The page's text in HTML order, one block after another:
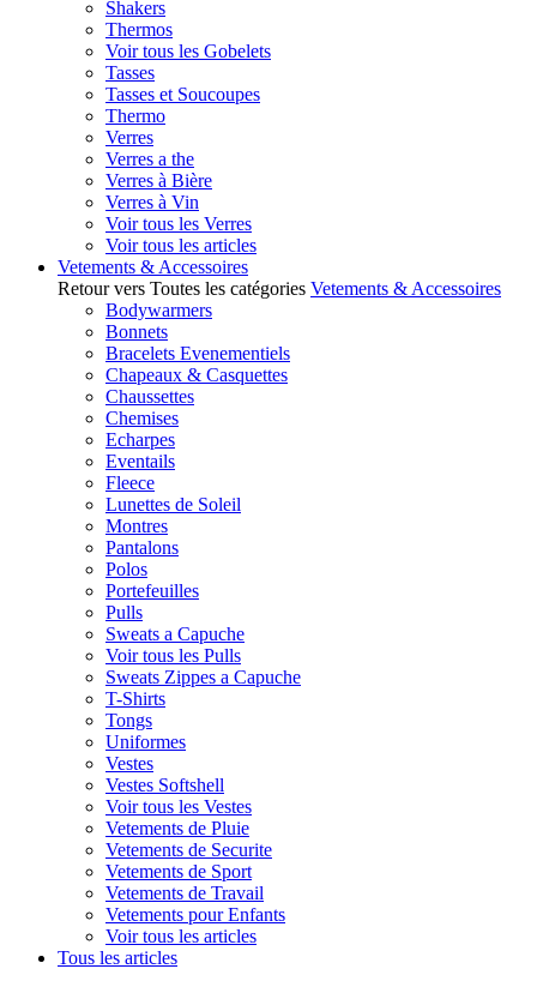
Shakers
Thermos
Voir tous les Gobelets
Tasses
Tasses et Soucoupes
Thermo
Verres
Verres a the
Verres à Bière
Verres à Vin
Voir tous les Verres
Voir tous les articles
Vetements & Accessoires
Retour vers Toutes les catégories Vetements & Accessoires
Bodywarmers
Bonnets
Bracelets Evenementiels
Chapeaux & Casquettes
Chaussettes
Chemises
Echarpes
Eventails
Fleece
Lunettes de Soleil
Montres
Pantalons
Polos
Portefeuilles
Pulls
Sweats a Capuche
Voir tous les Pulls
Sweats Zippes a Capuche
T-Shirts
Tongs
Uniformes
Vestes
Vestes Softshell
Voir tous les Vestes
Vetements de Pluie
Vetements de Securite
Vetements de Sport
Vetements de Travail
Vetements pour Enfants
Voir tous les articles
Tous les articles